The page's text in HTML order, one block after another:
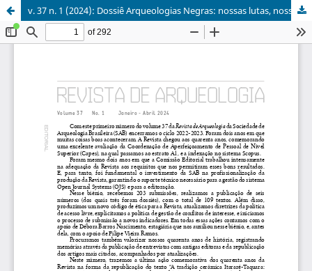
v. 37 n. 1 (2024): Dossiê Arqueologias Negras: nossas lutas, nossas histórias - Primeira parte